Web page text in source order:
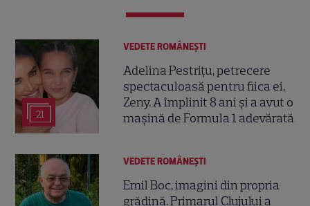
21
VEDETE ROMÂNEŞTI
Adelina Pestrițu, petrecere
spectaculoasă pentru fiica ei,
Zeny. A împlinit 8 ani și a avut o
mașină de Formula 1 adevărată
VEDETE ROMÂNEŞTI
Emil Boc, imagini din propria
grădină. Primarul Clujului a